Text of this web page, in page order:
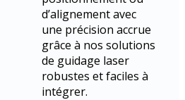
d’alignement avec
une précision accrue
grâce à nos solutions
de guidage laser
robustes et faciles à
intégrer.